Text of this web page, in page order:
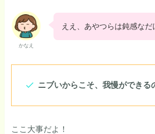
かなえ
ええ、あやつらは鈍感なだ
ニブいからこそ、我慢ができる
ここ大事だよ！